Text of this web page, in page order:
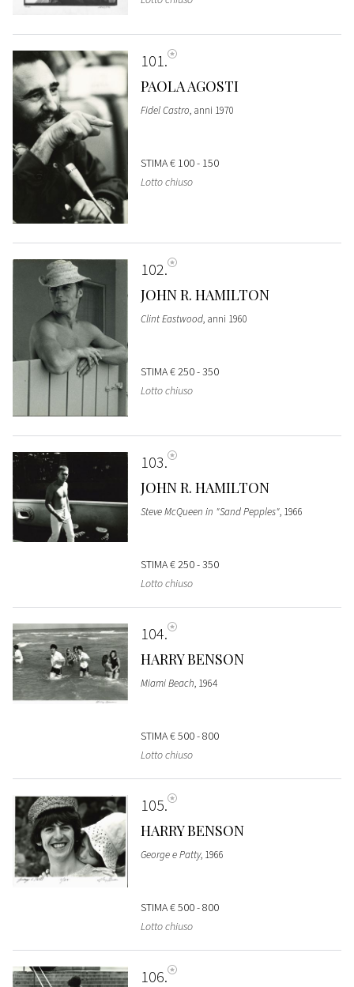
101
PAOLA AGOSTI
Fidel Castro, anni 1970
STIMA€ 100 - 150
Lotto chiuso
102
JOHN R. HAMILTON
Clint Eastwood, anni 1960
STIMA€ 250 - 350
Lotto chiuso
103
JOHN R. HAMILTON
Steve McQueen in "Sand Pepples", 1966
STIMA€ 250 - 350
Lotto chiuso
104
HARRY BENSON
Miami Beach, 1964
STIMA€ 500 - 800
Lotto chiuso
105
HARRY BENSON
George e Patty, 1966
STIMA€ 500 - 800
Lotto chiuso
106